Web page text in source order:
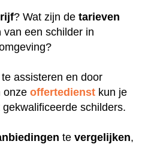
? Wat zijn de tarieven
van een schilder in
assisteren en door
onze offertedienst kun je
schilders.
te vergelijken,